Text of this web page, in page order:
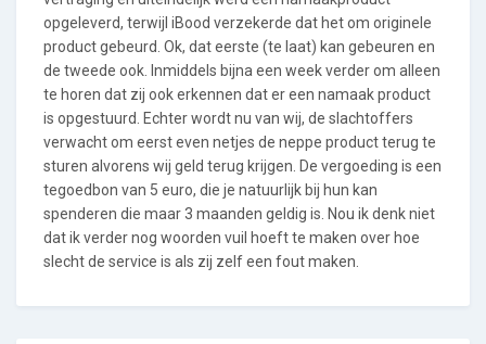
opgeleverd, terwijl iBood verzekerde dat het om originele
product gebeurd. Ok, dat eerste (te laat) kan gebeuren en
de tweede ook. Inmiddels bijna een week verder om alleen
te horen dat zij ook erkennen dat er een namaak product
is opgestuurd. Echter wordt nu van wij, de slachtoffers
verwacht om eerst even netjes de neppe product terug te
sturen alvorens wij geld terug krijgen. De vergoeding is een
tegoedbon van 5 euro, die je natuurlijk bij hun kan
spenderen die maar 3 maanden geldig is. Nou ik denk niet
dat ik verder nog woorden vuil hoeft te maken over hoe
slecht de service is als zij zelf een fout maken.